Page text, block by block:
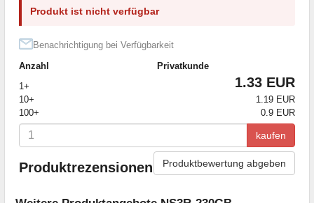
Produkt ist nicht verfügbar
Benachrichtigung bei Verfügbarkeit
Anzahl
Privatkunde
1+
1.33 EUR
10+
1.19 EUR
100+
0.9 EUR
kaufen
Produktrezensionen Produktbewertung abgeben